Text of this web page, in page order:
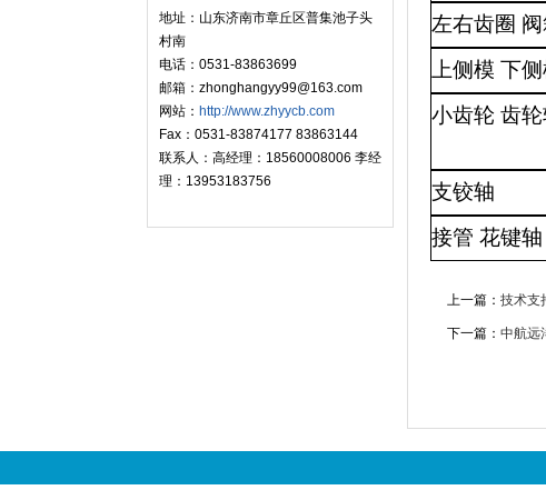
地址：山东济南市章丘区普集池子头
村南
电话：0531-83863699
邮箱：zhonghangyy99@163.com
网站： http://www.zhyycb.com
Fax：0531-83874177 83863144
联系人：高经理：18560008006 李经
理：13953183756
左右齿圈
上侧模 下
小齿轮 齿
支铰轴
接管 花键
上一篇： 技术支
下一篇： 中航远